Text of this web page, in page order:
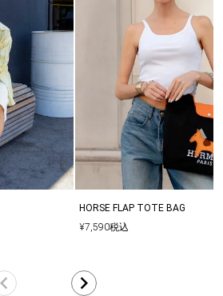
HORSE FLAP TOTE BAG
¥7,590税込